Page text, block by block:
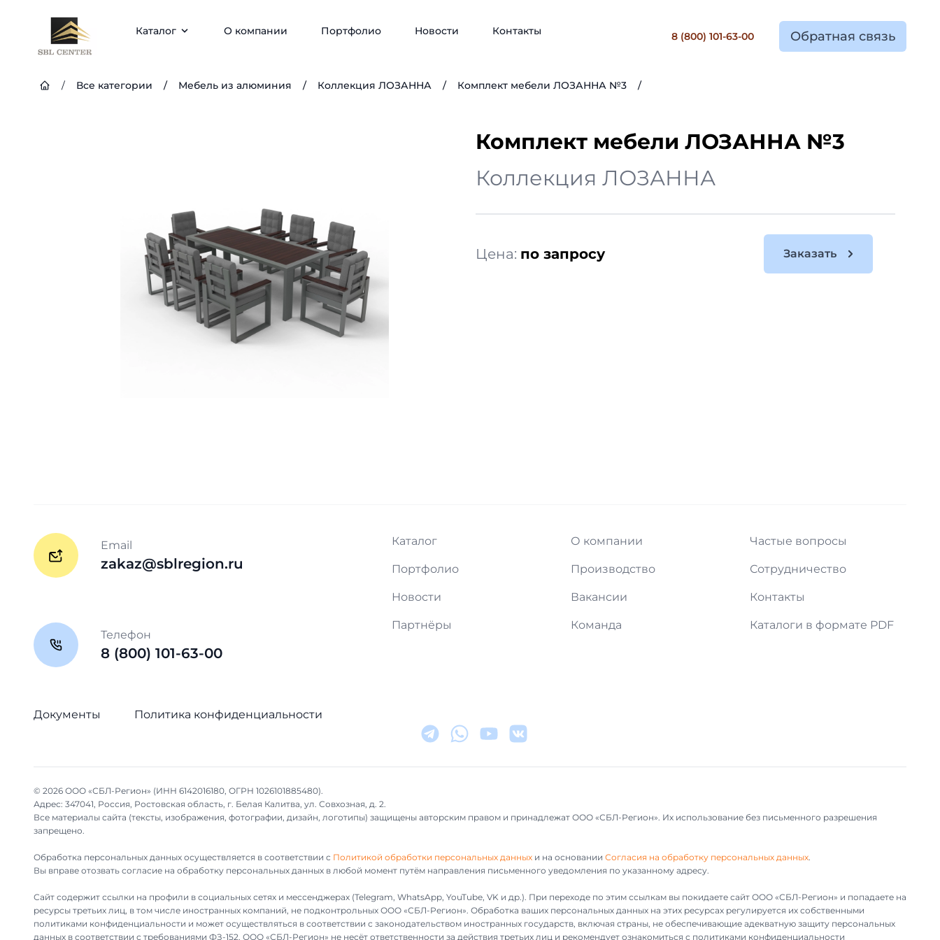
Каталог О компании Портфолио Новости Контакты 8 (800) 101-63-00 Обратная связь
/ Все категории / Мебель из алюминия / Коллекция ЛОЗАННА / Комплект мебели ЛОЗАННА №3 /
Комплект мебели ЛОЗАННА №3
Коллекция ЛОЗАННА
Цена: по запросу Заказать
Email
zakaz@sblregion.ru
Телефон
8 (800) 101-63-00
Каталог
Портфолио
Новости
Партнёры
О компании
Производство
Вакансии
Команда
Частые вопросы
Сотрудничество
Контакты
Каталоги в формате PDF
Документы Политика конфиденциальности
© 2026 ООО «СБЛ-Регион» (ИНН 6142016180, ОГРН 1026101885480).
Адрес: 347041, Россия, Ростовская область, г. Белая Калитва, ул. Совхозная, д. 2.
Все материалы сайта (тексты, изображения, фотографии, дизайн, логотипы) защищены авторским правом и принадлежат ООО «СБЛ-Регион». Их использование без письменного разрешения
запрещено.
Обработка персональных данных осуществляется в соответствии с Политикой обработки персональных данных и на основании Согласия на обработку персональных данных.
Вы вправе отозвать согласие на обработку персональных данных в любой момент путём направления письменного уведомления по указанному адресу.
Сайт содержит ссылки на профили в социальных сетях и мессенджерах (Telegram, WhatsApp, YouTube, VK и др.). При переходе по этим ссылкам вы покидаете сайт ООО «СБЛ-Регион» и попадаете на
ресурсы третьих лиц, в том числе иностранных компаний, не подконтрольных ООО «СБЛ-Регион». Обработка ваших персональных данных на этих ресурсах регулируется их собственными
политиками конфиденциальности и может осуществляться в соответствии с законодательством иностранных государств, включая страны, не обеспечивающие адекватную защиту персональных
данных в соответствии с требованиями ФЗ-152. ООО «СБЛ-Регион» не несёт ответственности за действия третьих лиц и рекомендует ознакомиться с политиками конфиденциальности